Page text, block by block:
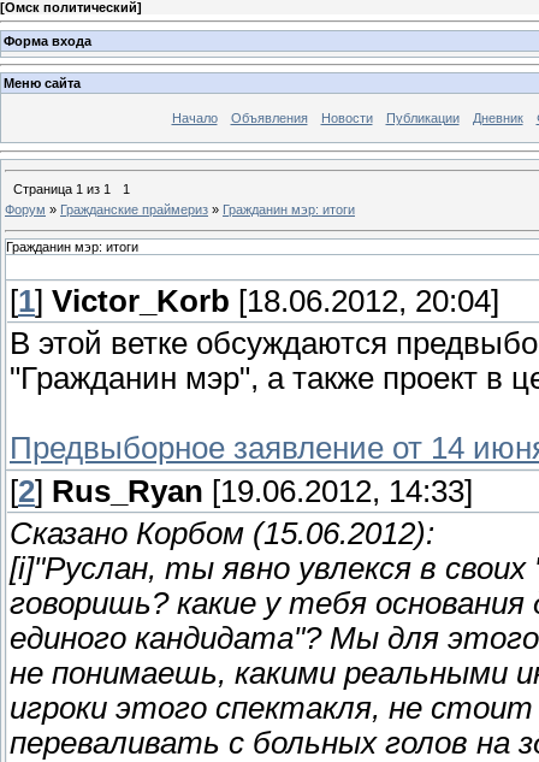
[Омск политический]
Форма входа
Меню сайта
Начало Объявления Новости Публикации Дневник
Страница 1 из 1
1
Форум » Гражданские праймериз » Гражданин мэр: итоги
Гражданин мэр: итоги
[1] Victor_Korb [18.06.2012, 20:04]
В этой ветке обсуждаются
"Гражданин мэр", а также проект в
Предвыборное заявление от 14
[2] Rus_Ryan [19.06.2012, 14:33]
Сказано Корбом (15.06.2012):
[i]"Руслан, ты явно увлекся в
говоришь? какие у тебя
единого кандидата"? Мы для
не понимаешь, какими реальными
игроки этого спектакля, не
переваливать с больных голов на